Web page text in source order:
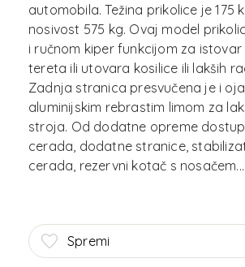
automobila. Težina prikolice je 175
nosivost 575 kg. Ovaj model
i ručnom kiper funkcijom za
tereta ili utovara kosilice ili lakših
Zadnja stranica presvučena je i
aluminijskim rebrastim limom za
stroja. Od dodatne opreme
cerada, dodatne stranice,
Spremi